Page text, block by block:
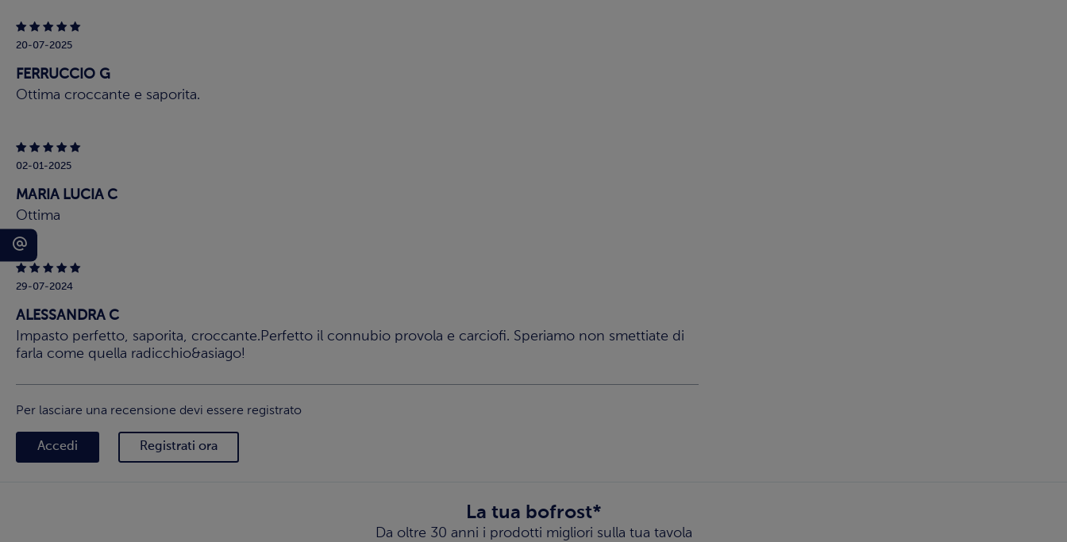
20-07-2025
FERRUCCIO G
Ottima croccante e saporita.
02-01-2025
MARIA LUCIA C
Ottima
29-07-2024
ALESSANDRA C
Impasto perfetto, saporita, croccante.Perfetto il connubio provola e carciofi. Speriamo non smettiate di
farla come quella radicchio&asiago!
Per lasciare una recensione devi essere registrato
Accedi Registrati ora
La tua bofrost*
Da oltre 30 anni i prodotti migliori sulla tua tavola